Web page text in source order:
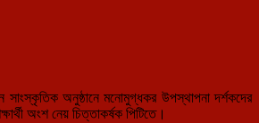
অনুষ্ঠানে মনোমুগ্ধকর উপস্থাপনা দর্শকদের
অংশ নেয় চিত্তাকর্ষক পিটিতে।